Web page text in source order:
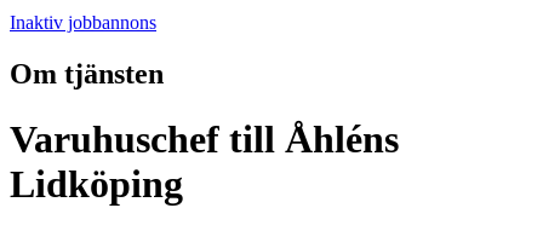
Inaktiv jobbannons
Om tjänsten
Varuhuschef till Åhléns
Lidköping